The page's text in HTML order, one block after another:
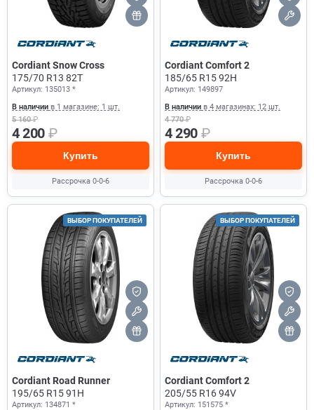
Cordiant Snow Cross
175/70 R13 82T
Артикул: 135013 *
В наличии в 1 магазине: 1 шт.
5 160₽
4 200 ₽
Купить
Рассрочка 0-0-6
Cordiant Comfort 2
185/65 R15 92H
Артикул: 149897
В наличии в 4 магазинах: 12 шт.
4 770₽
4 290 ₽
Купить
Рассрочка 0-0-6
ВЫБОР ПОКУПАТЕЛЕЙ
Cordiant Road Runner
195/65 R15 91H
Артикул: 134871 *
ВЫБОР ПОКУПАТЕЛЕЙ
Cordiant Comfort 2
205/55 R16 94V
Артикул: 151575 *